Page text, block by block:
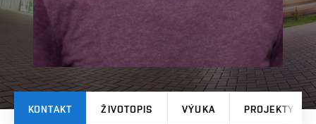
KONTAKT ŽIVOTOPIS VÝUKA PROJEKTY